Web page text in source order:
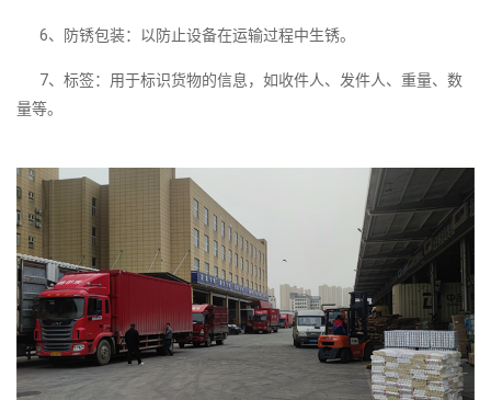
6、防锈包装：以防止设备在运输过程中生锈。
7、标签：用于标识货物的信息，如收件人、发件人、重量、数
量等。